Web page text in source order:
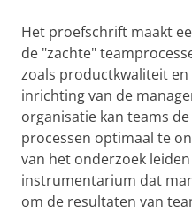
Het proefschrift maakt
de "zachte"
zoals productkwaliteit
inrichting van de
organisatie kan teams
processen optimaal te
van het onderzoek
instrumentarium dat
om de resultaten van